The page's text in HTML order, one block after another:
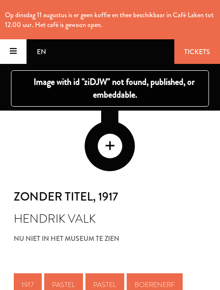
Op dinsdag 11 augustus is er geen koffie en thee beschikbaar in Café Laken tot
12.00 uur. Het café is gewoon open.
EN TICKETS
ZONDER TITEL, 1917
HENDRIK VALK
NU NIET IN HET MUSEUM TE ZIEN
1917 PASTEL PASTEL BOERENERF